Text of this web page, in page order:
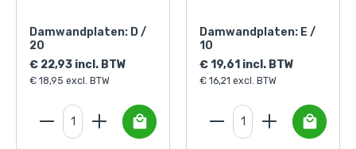
Damwandplaten: D /
20
€ 22,93 incl. BTW
€ 18,95 excl. BTW
Damwandplaten: E /
10
€ 19,61 incl. BTW
€ 16,21 excl. BTW